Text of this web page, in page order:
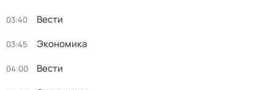
03:40 Вести
03:45 Экономика
04:00 Вести